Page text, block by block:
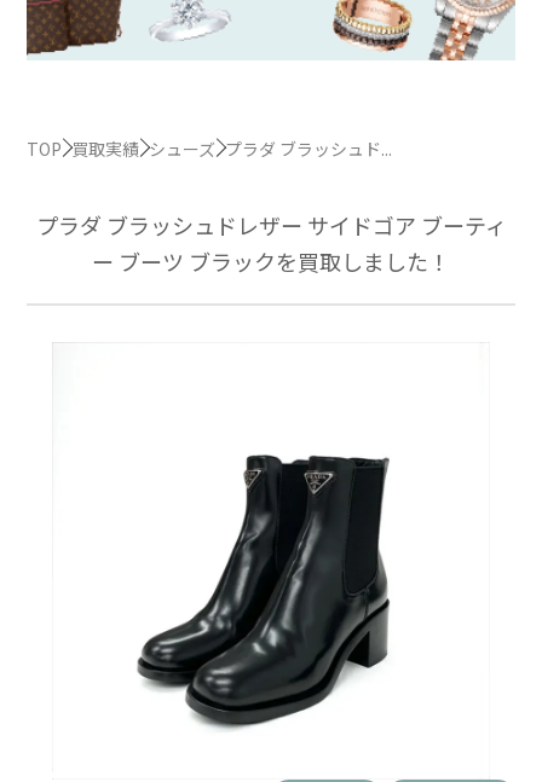
TOP 買取実績 シューズ プラダ ブラッシュド...
プラダ ブラッシュドレザー サイドゴア ブーティ
ー ブーツ ブラックを買取しました！